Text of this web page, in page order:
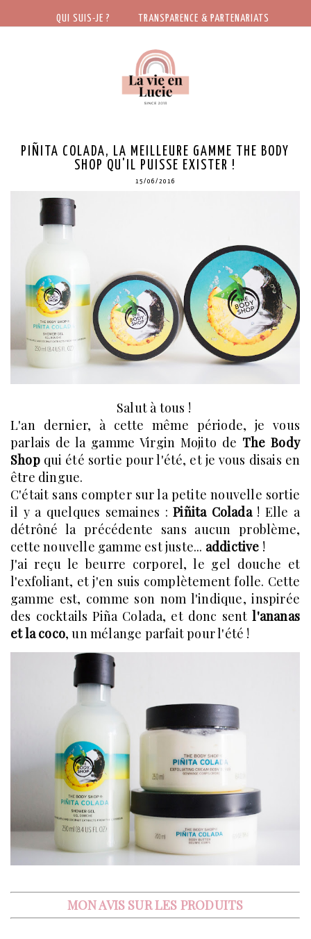
PIÑITA COLADA, LA MEILLEURE GAMME THE BODY
SHOP QU'IL PUISSE EXISTER !
15/06/2016
Salut à tous !
L'an dernier, à cette même période, je vous
parlais de la gamme Virgin Mojito de The Body
Shopqui été sortie pour l'été, et je vous disais en
être dingue.
C'était sans compter sur la petite nouvelle sortie
il y a quelques semaines :Piñita Colada! Elle a
détrôné la précédente sans aucun problème,
cette nouvelle gamme est juste... addictive !
J'ai reçu le beurre corporel, le gel douche et
l'exfoliant, et j'en suis complètement folle. Cette
gamme est, comme son nom l'indique, inspirée
des cocktails Piña Colada, et donc sentl'ananas
et la coco, un mélange parfait pour l'été !
MON AVIS SUR LES PRODUITS
QUI SUIS-JE ? TRANSPARENCE & PARTENARIATS